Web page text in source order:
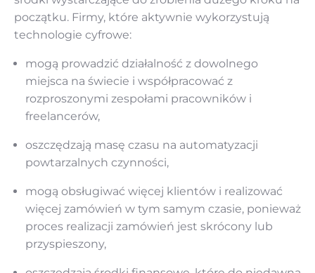
początku. Firmy, które aktywnie wykorzystują
technologie cyfrowe:
mogą prowadzić działalność z dowolnego
miejsca na świecie i współpracować z
rozproszonymi zespołami pracowników i
freelancerów,
oszczędzają masę czasu na automatyzacji
powtarzalnych czynności,
mogą obsługiwać więcej klientów i realizować
więcej zamówień w tym samym czasie, ponieważ
proces realizacji zamówień jest skrócony lub
przyspieszony,